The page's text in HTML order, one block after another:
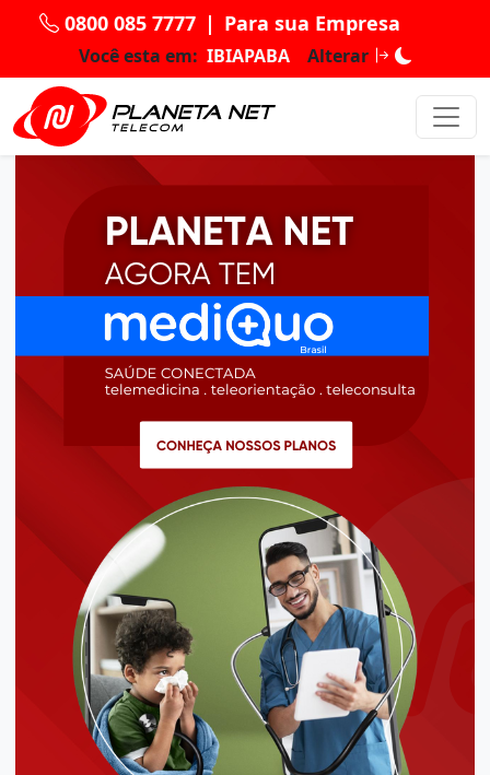
0800 085 7777 | Para sua Empresa
Você esta em: IBIAPABA Alterar